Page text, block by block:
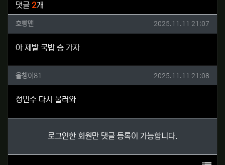
댓글 2개
호빵맨님의 댓글
호빵맨 작성일
2025.11.11 21:07
아 제발 국밥 승 가자
올챙이81님의 댓글
올챙이81 작성일
2025.11.11 21:08
정민수 다시 불러와
로그인한 회원만 댓글 등록이 가능합니다.